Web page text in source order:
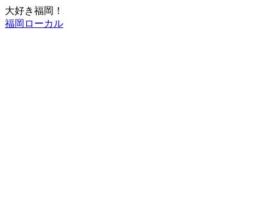
大好き福岡！
福岡ローカル